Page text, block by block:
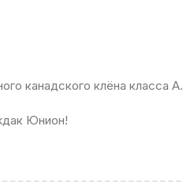
канадского клёна класса A.
Юнион!